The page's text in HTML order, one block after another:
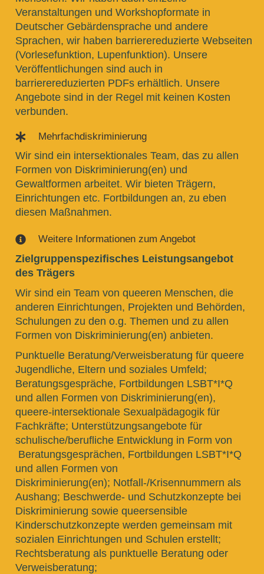
Veranstaltungen und Workshopformate in
Deutscher Gebärdensprache und andere
Sprachen, wir haben barrierereduzierte Webseiten
(Vorlesefunktion, Lupenfunktion). Unsere
Veröffentlichungen sind auch in
barrierereduzierten PDFs erhältlich. Unsere
Angebote sind in der Regel mit keinen Kosten
verbunden.
 Mehrfachdiskriminierung
Wir sind ein intersektionales Team, das zu allen
Formen von Diskriminierung(en) und
Gewaltformen arbeitet. Wir bieten Trägern,
Einrichtungen etc. Fortbildungen an, zu eben
diesen Maßnahmen.
 Weitere Informationen zum Angebot
Zielgruppenspezifisches Leistungsangebot
des Trägers
Wir sind ein Team von queeren Menschen, die
anderen Einrichtungen, Projekten und Behörden,
Schulungen zu den o.g. Themen und zu allen
Formen von Diskriminierung(en) anbieten.
Punktuelle Beratung/Verweisberatung für queere
Jugendliche, Eltern und soziales Umfeld;
Beratungsgespräche, Fortbildungen LSBT*I*Q
und allen Formen von Diskriminierung(en),
queere-intersektionale Sexualpädagogik für
Fachkräfte; Unterstützungsangebote für
schulische/berufliche Entwicklung in Form von
Beratungsgesprächen, Fortbildungen LSBT*I*Q
und allen Formen von
Diskriminierung(en); Notfall-/Krisennummern als
Aushang; Beschwerde- und Schutzkonzepte bei
Diskriminierung sowie queersensible
Kinderschutzkonzepte werden gemeinsam mit
sozialen Einrichtungen und Schulen erstellt;
Rechtsberatung als punktuelle Beratung oder
Verweisberatung;